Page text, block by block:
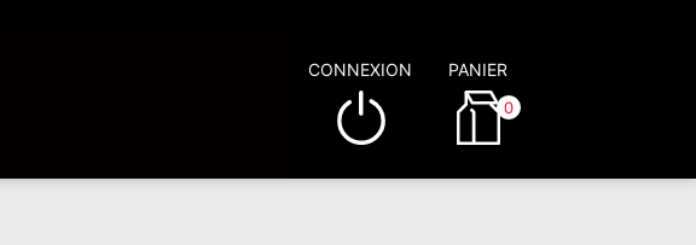
CONNEXION PANIER
0